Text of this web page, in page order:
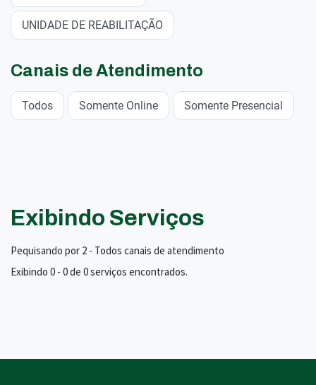
UNIDADE DE REABILITAÇÃO
Canais de Atendimento
Todos Somente Online Somente Presencial
Exibindo Serviços
Pequisando por 2 - Todos canais de atendimento
Exibindo 0 - 0 de 0 serviços encontrados.